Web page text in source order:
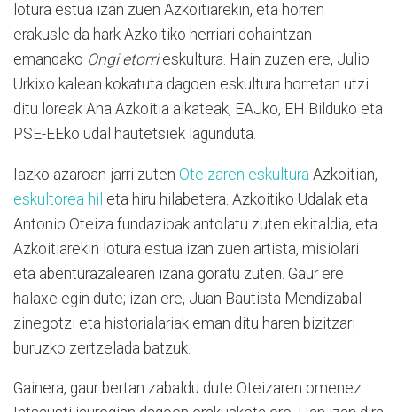
lotura estua izan zuen Azkoitiarekin, eta horren
erakusle da hark Azkoitiko herriari dohaintzan
emandako Ongi etorrieskultura. Hain zuzen ere, Julio
Urkixo kalean kokatuta dagoen eskultura horretan utzi
ditu loreak Ana Azkoitia alkateak, EAJko, EH Bilduko eta
PSE-EEko udal hautetsiek lagunduta.
Iazko azaroan jarri zuten Oteizaren eskultura Azkoitian,
eskultorea hil eta hiru hilabetera. Azkoitiko Udalak eta
Antonio Oteiza fundazioak antolatu zuten ekitaldia, eta
Azkoitiarekin lotura estua izan zuen artista, misiolari
eta abenturazalearen izana goratu zuten. Gaur ere
halaxe egin dute; izan ere, Juan Bautista Mendizabal
zinegotzi eta historialariak eman ditu haren bizitzari
buruzko zertzelada batzuk.
Gainera, gaur bertan zabaldu dute Oteizaren omenez